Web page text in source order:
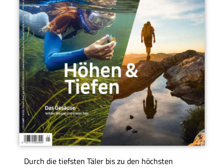
Durch die tiefsten Täler bis zu den höchsten